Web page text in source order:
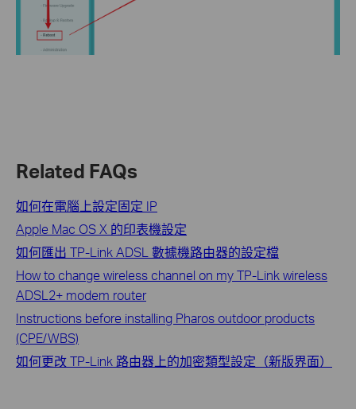
Related FAQs
如何在電腦上設定固定 IP
Apple Mac OS X 的印表機設定
如何匯出 TP-Link ADSL 數據機路由器的設定檔
How to change wireless channel on my TP-Link wireless
ADSL2+ modem router
Instructions before installing Pharos outdoor products
(CPE/WBS)
如何更改 TP-Link 路由器上的加密類型設定（新版界面）